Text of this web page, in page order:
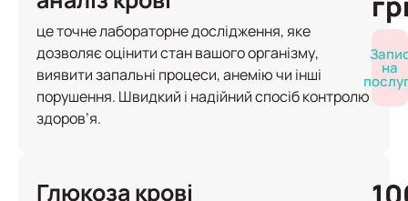
це точне лабораторне дослідження, яке
дозволяє оцінити стан вашого організму,
виявити запальні процеси, анемію чи інші
порушення. Швидкий і надійний спосіб контролю
здоров’я.
на
Глюкоза крові